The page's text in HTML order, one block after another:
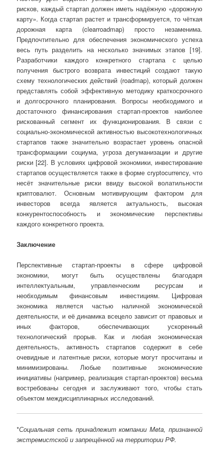
рисков, каждый стартап должен иметь надёжную «дорожную
карту». Когда стартап растет и трансформируется, то чёткая
дорожная карта (clearroadmap) просто незаменима.
Предпочтительно для обеспечения экономического успеха
весь путь разделить на несколько значимых этапов [19].
Разработчики каждого конкретного стартапа с целью
получения быстрого возврата инвестиций создают такую
схему технологических действий (roadmap), который должен
представлять собой эффективную методику краткосрочного
и долгосрочного планирования. Вопросы необходимого и
достаточного финансирования стартап-проектов наиболее
рискованный сегмент их функционирования. В связи с
социально-экономической активностью высокотехнологичных
стартапов также значительно возрастает уровень опасной
трансформациии социума, угроза дегуманизации и другие
риски [22]. В условиях цифровой экономики, инвестирование
стартапов осуществляется также в форме cryptocurrency, что
несёт значительные риски ввиду высокой волатильности
криптовалют. Основным мотивирующим фактором для
инвесторов всегда является актуальность, высокая
конкурентоспособность и экономические перспективы
каждого конкретного проекта.
Заключение
Перспективные стартап-проекты в сфере цифровой
экономики, могут быть осуществлены благодаря
интеллектуальным, управленческим ресурсам и
необходимым финансовым инвестициям. Цифровая
экономика является частью наличной экономической
деятельности, и её динамика всецело зависит от правовых и
иных факторов, обеспечивающих ускоренный
технологический прорыв. Как и любая экономическая
деятельность, активность стартапов содержит в себе
очевидные и латентные риски, которые могут просчитаны и
минимизированы. Любые позитивные экономические
инициативы (например, реализация стартап-проектов) весьма
востребованы сегодня и заслуживают того, чтобы стать
объектом междисциплинарных исследований.
*Социальная сеть принадлежит компании Meta, признанной
экстремистской и запрещённой на территории РФ.